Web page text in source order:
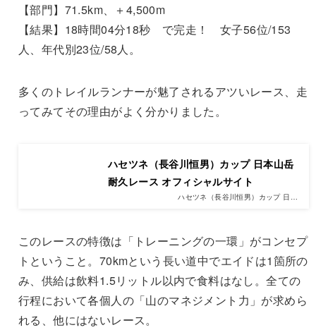
【部門】71.5km、＋4,500m
【結果】18時間04分18秒 で完走！ 女子56位/153
人、年代別23位/58人。
多くのトレイルランナーが魅了されるアツいレース、走
ってみてその理由がよく分かりました。
ハセツネ（長谷川恒男）カップ 日本山岳
耐久レース オフィシャルサイト
ハセツネ（長谷川恒男）カップ 日…
このレースの特徴は「トレーニングの一環」がコンセプ
トということ。70kmという長い道中でエイドは1箇所の
み、供給は飲料1.5リットル以内で食料はなし。全ての
行程において各個人の「山のマネジメント力」が求めら
れる、他にはないレース。